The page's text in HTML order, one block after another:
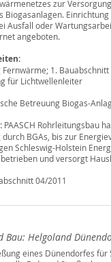
zur
Biogasanlagen.
Ausfall oder
angeboten.
1.
für Lichtwellenleiter
Betreuung Biogas-
PAASCH Rohrleitungsbau
durch BGAs, bis zur
Schleswig-Holstein
und versorgt
04/2011
Bau: Helgoland
eines Dünendorfes